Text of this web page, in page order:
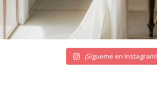
¡Sígueme en Instagram!